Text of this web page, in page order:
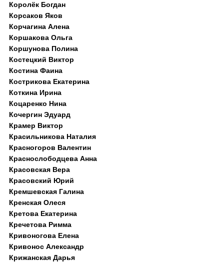
Королёк Богдан
Корсаков Яков
Корчагина Алена
Коршакова Ольга
Коршунова Полина
Костецкий Виктор
Костина Фаина
Кострикова Екатерина
Коткина Ирина
Коцаренко Нина
Кочергин Эдуард
Крамер Виктор
Красильникова Наталия
Красногоров Валентин
Краснослободцева Анна
Красовская Вера
Красовский Юрий
Кремшевская Галина
Кренская Олеся
Кретова Екатерина
Кречетова Римма
Кривоногова Елена
Кривонос Александр
Крижанская Дарья